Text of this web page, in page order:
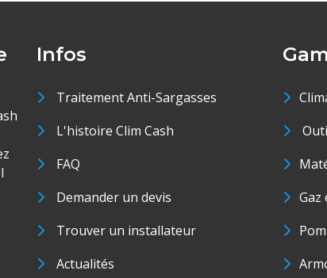
Infos
Traitement Anti-Sargasses
L'histoire Clim Cash
FAQ
Demander un devis
Trouver un installateur
Actualités